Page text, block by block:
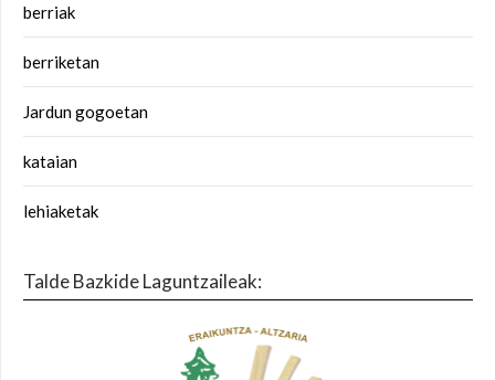
berriak
berriketan
Jardun gogoetan
kataian
lehiaketak
Talde Bazkide Laguntzaileak: